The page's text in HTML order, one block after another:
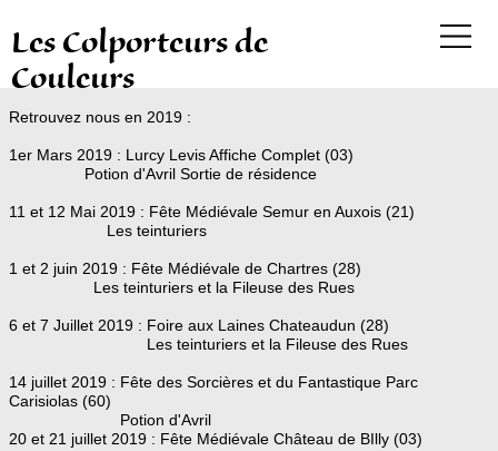
Les Colporteurs de
Couleurs
Retrouvez nous en 2019 :
1er Mars 2019 : Lurcy Levis Affiche Complet (03)
Potion d'Avril Sortie de résidence
11 et 12 Mai 2019 : Fête Médiévale Semur en Auxois (21)
Les teinturiers
1 et 2 juin 2019 : Fête Médiévale de Chartres (28)
Les teinturiers et la Fileuse des Rues
6 et 7 Juillet 2019 : Foire aux Laines Chateaudun (28)
Les teinturiers et la Fileuse des Rues
14 juillet 2019 : Fête des Sorcières et du Fantastique Parc
Carisiolas (60)
Potion d'Avril
20 et 21 juillet 2019 : Fête Médiévale Château de BIlly (03)